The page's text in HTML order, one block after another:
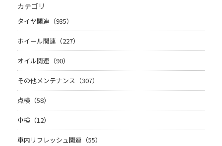
カテゴリ
タイヤ関連（935）
ホイール関連（227）
オイル関連（90）
その他メンテナンス（307）
点検（58）
車検（12）
車内リフレッシュ関連（55）